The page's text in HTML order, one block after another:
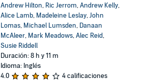
Andrew Hilton, Ric Jerrom,Andrew Kelly,
Alice Lamb, Madeleine Leslay,John
Lomas, Michael Lumsden, Danaan
McAleer, Mark Meadows,Alec Reid,
Susie Riddell
Duración: 8 h y 11 m
Idioma: Inglés
4.0
4 calificaciones